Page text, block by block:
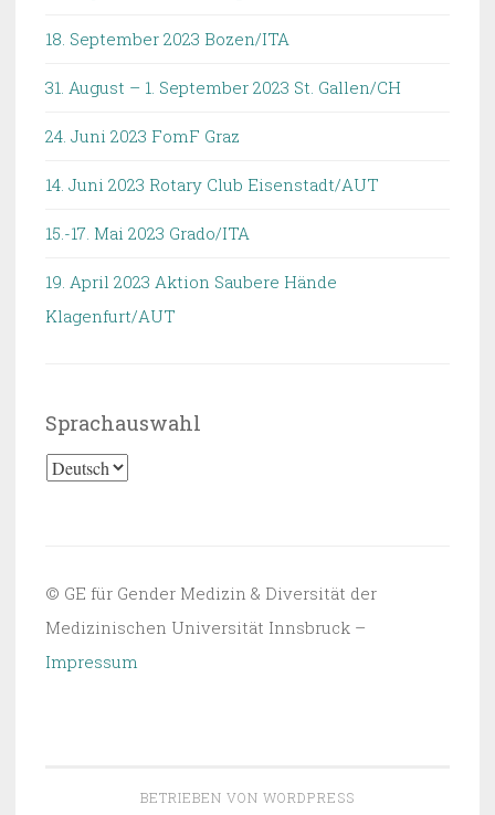
18. September 2023 Bozen/ITA
31. August – 1. September 2023 St. Gallen/CH
24. Juni 2023 FomF Graz
14. Juni 2023 Rotary Club Eisenstadt/AUT
15.-17. Mai 2023 Grado/ITA
19. April 2023 Aktion Saubere Hände
Klagenfurt/AUT
Sprachauswahl
Sprachauswahl
© GE für Gender Medizin & Diversität der
Medizinischen Universität Innsbruck –
Impressum
BETRIEBEN VON WORDPRESS